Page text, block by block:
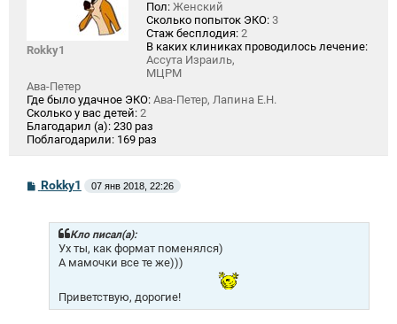
Rokky1
Пол: Женский
Сколько попыток ЭКО: 3
Стаж бесплодия: 2
В каких клиниках проводилось лечение:
Ассута Израиль,
МЦРМ
Ава-Петер
Где было удачное ЭКО: Ава-Петер, Лапина Е.Н.
Сколько у вас детей: 2
Благодарил (а): 230 раз
Поблагодарили: 169 раз
СRokky1 07 янв 2018, 22:26
Кло писал(а):
Ух ты, как формат поменялся)
А мамочки все те же)))
Приветствую, дорогие!